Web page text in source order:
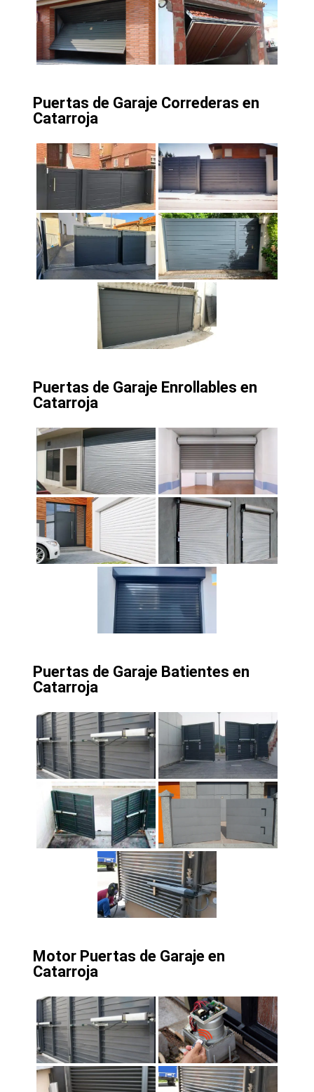
Puertas de Garaje Correderas en
Catarroja
Puertas de Garaje Enrollables en
Catarroja
Puertas de Garaje Batientes en
Catarroja
Motor Puertas de Garaje en
Catarroja